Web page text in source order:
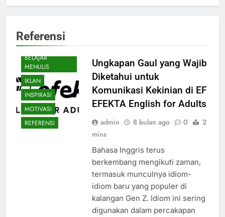
Referensi
BELAJAR
MENULIS
IKLAN
INSPIRASI
MOTIVASI
REFERENSI
Ungkapan Gaul yang Wajib
Diketahui untuk
Komunikasi Kekinian di EF
EFEKTA English for Adults
admin 8 bulan ago 0
2
mins
Bahasa Inggris terus
berkembang mengikuti zaman,
termasuk munculnya idiom-
idiom baru yang populer di
kalangan Gen Z. Idiom ini sering
digunakan dalam percakapan